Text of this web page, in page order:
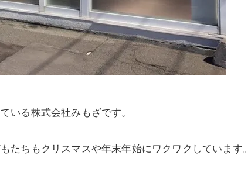
いる株式会社みもざです。
たちもクリスマスや年末年始にワクワクしています。